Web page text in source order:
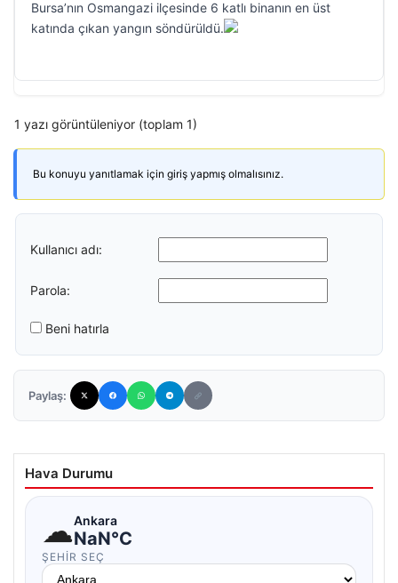
Bursa’nın Osmangazi ilçesinde 6 katlı binanın en üst
katında çıkan yangın söndürüldü.
1 yazı görüntüleniyor (toplam 1)
Bu konuyu yanıtlamak için giriş yapmış olmalısınız.
Kullanıcı adı:
Parola:
Beni hatırla
Paylaş:
Hava Durumu
☁Ankara
NaN°C
ŞEHIR SEÇ